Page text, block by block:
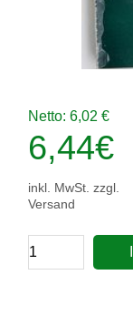
Netto: 6,02 €
6,44€
inkl. MwSt. zzgl.
Versand